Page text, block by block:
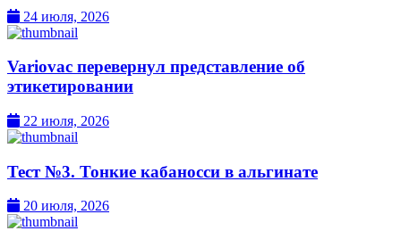
24 июля, 2026
Variovac перевернул представление об
этикетировании
22 июля, 2026
Тест №3. Тонкие кабаносси в альгинате
20 июля, 2026